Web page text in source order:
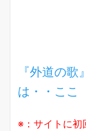
『外道の
は・・ここ
※：サイトに初